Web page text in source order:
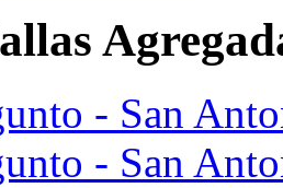
- San
- San